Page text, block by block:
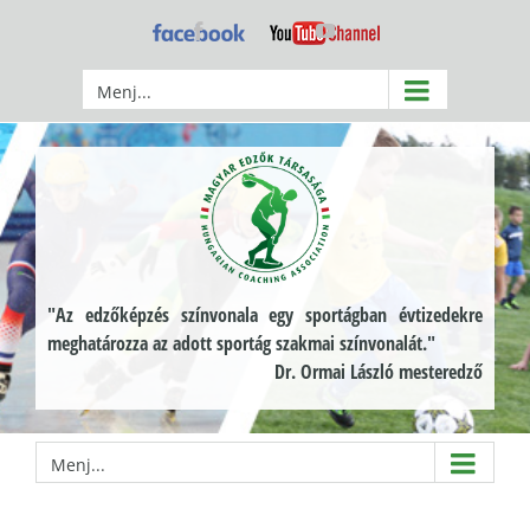
Facebook YouTube
Menj...
"Az edzőképzés színvonala egy sportágban évtizedekre
meghatározza az adott sportág szakmai színvonalát."
Dr. Ormai László mesteredző
Menj...